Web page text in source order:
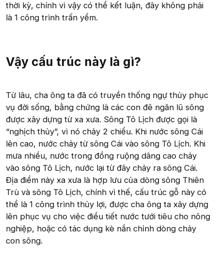
thời kỳ, chính vì vậy có thể kết luận, đây không phải
là 1 công trình trấn yểm.
Vậy cấu trúc này là gì?​
Từ lâu, cha ông ta đã có truyền thống ngự thủy phục
vụ đời sống, bằng chứng là các con đê ngăn lũ sông
được xây dựng từ xa xưa. Sông Tô Lịch được gọi là
“nghịch thủy”, vì nó chảy 2 chiểu. Khi nước sông Cái
lên cao, nước chảy từ sông Cái vào sông Tô Lịch. Khi
mưa nhiều, nước trong đồng ruộng dâng cao chảy
vào sông Tô Lịch, nước lại từ đây chảy ra sông Cái.
Địa điểm này xa xưa là hợp lưu của dòng sông Thiên
Trù và sông Tô Lịch, chính vì thế, cấu trúc gỗ này có
thể là 1 công trình thủy lợi, được cha ông ta xây dựng
lên phục vụ cho việc điều tiết nước tưới tiêu cho nông
nghiệp, hoặc có tác dụng kè nắn chỉnh dòng chảy
con sông.